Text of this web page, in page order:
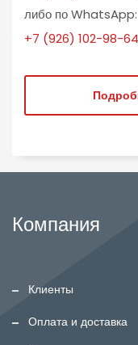
либо по WhatsApp:
+7 (926) 102-98-64
Компания
Клиенты
Оплата и доставка